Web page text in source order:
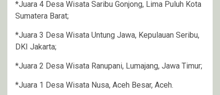
*Juara 4 Desa Wisata Saribu Gonjong, Lima Puluh Kota
Sumatera Barat;
*Juara 3 Desa Wisata Untung Jawa, Kepulauan Seribu,
DKI Jakarta;
*Juara 2 Desa Wisata Ranupani, Lumajang, Jawa Timur;
*Juara 1 Desa Wisata Nusa, Aceh Besar, Aceh.